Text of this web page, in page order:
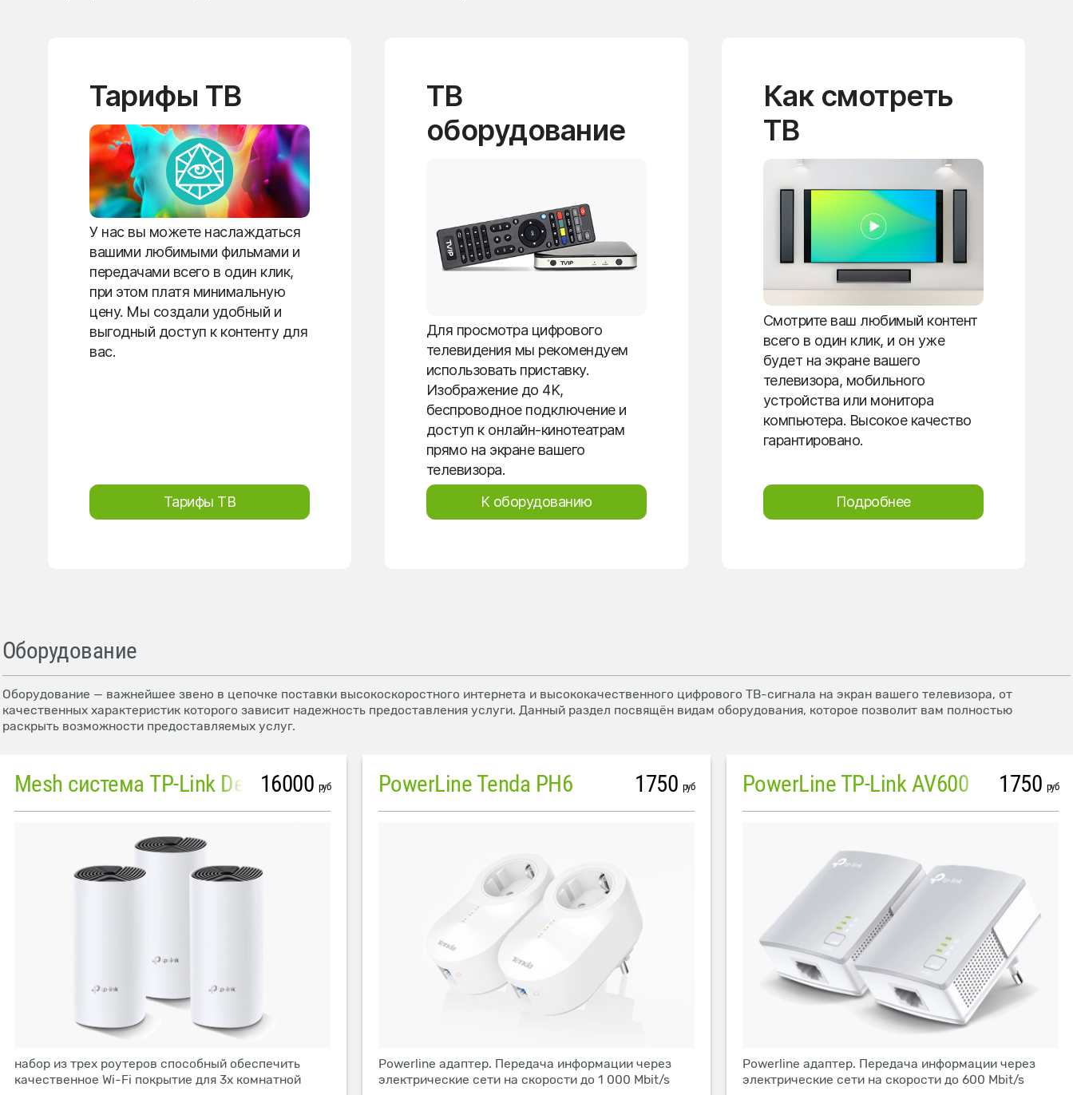
Тарифы ТВ
У нас вы можете наслаждаться
вашими любимыми фильмами и
передачами всего в один клик,
при этом платя минимальную
цену. Мы создали удобный и
выгодный доступ к контенту для
вас.
Тарифы ТВ
ТВ
оборудование
Для просмотра цифрового
телевидения мы рекомендуем
использовать приставку.
Изображение до 4K,
беспроводное подключение и
доступ к онлайн-кинотеатрам
прямо на экране вашего
телевизора.
К оборудованию
Как смотреть
ТВ
Смотрите ваш любимый контент
всего в один клик, и он уже
будет на экране вашего
телевизора, мобильного
устройства или монитора
компьютера. Высокое качество
гарантировано.
Подробнее
Оборудование
Оборудование — важнейшее звено в цепочке поставки высокоскоростного интернета и высококачественного цифрового ТВ-сигнала на экран вашего телевизора, от
качественных характеристик которого зависит надежность предоставления услуги. Данный раздел посвящён видам оборудования, которое позволит вам полностью
раскрыть возможности предоставляемых услуг.
Mesh система TP-Link Deco M4 (3 устройства)
16000 руб
набор из трех роутеров способный обеспечить
качественное Wi-Fi покрытие для 3х комнатной
PowerLine Tenda PH6 1750 руб
Powerline адаптер. Передача информации через
электрические сети на скорости до 1 000 Mbit/s
PowerLine TP-Link AV600 1750 руб
Powerline адаптер. Передача информации через
электрические сети на скорости до 600 Mbit/s